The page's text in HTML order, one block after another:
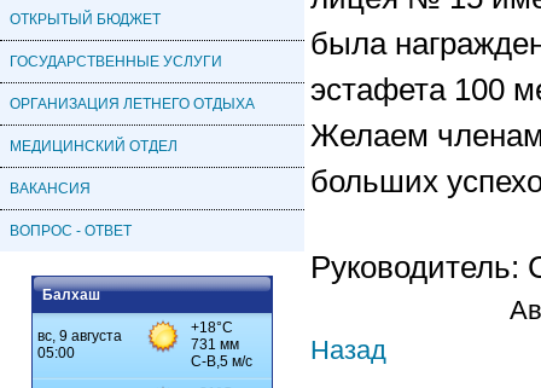
ОТКРЫТЫЙ БЮДЖЕТ
ГОСУДАРСТВЕННЫЕ УСЛУГИ
ОРГАНИЗАЦИЯ ЛЕТНЕГО ОТДЫХА
МЕДИЦИНСКИЙ ОТДЕЛ
ВАКАНСИЯ
ВОПРОС - ОТВЕТ
Балхаш
была
эстафета 100
Желаем
больших
Назад